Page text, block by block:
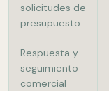
solicitudes de
presupuesto
Respuesta y
seguimiento
comercial